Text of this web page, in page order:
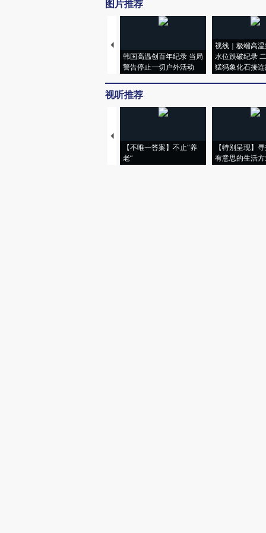
图片推荐
韩国高温创百年纪录 当局
警告停止一切户外活动
视线｜极端高
水位跌破纪录
猛犸象化石接
视听推荐
【不唯一答案】不止“养
老”
【特别呈现】
有意思的生活方